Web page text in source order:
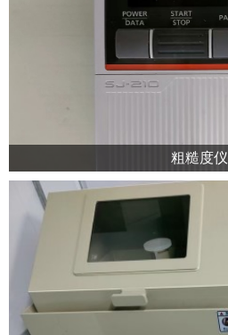
粗糙度仪